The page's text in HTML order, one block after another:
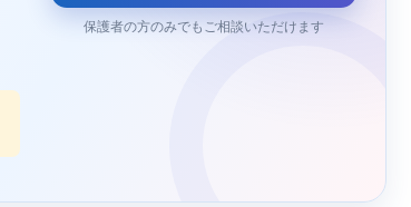
保護者の方のみでもご相談いただけます